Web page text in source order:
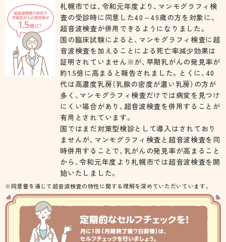
札幌市では、令和元年度より、マンモグラフィ検
査の受診時に同意した40～49歳の方を対象に、
超音波検査が併用できるようになりました。
国の臨床試験によると、マンモグラフィ検査に超
音波検査を加えることによる死亡率減少効果は
証明されていません※が、早期乳がんの発見率が
約1.5倍に高まると報告されました。とくに、40
代は高濃度乳房（乳腺の密度が濃い乳房）の方が
多く、マンモグラフィ検査だけでは病変を見つけ
にくい場合があり、超音波検査を併用することが
有用とされています。
国ではまだ対策型検診として導入はされており
ませんが、マンモグラフィ検査と超音波検査を同
時併用することで、乳がんの発見率が高まること
から、令和元年度より札幌市では超音波検査を開
始いたしました。
※同意書を通じて超音波検査の特性に関する理解を深めていただいています。